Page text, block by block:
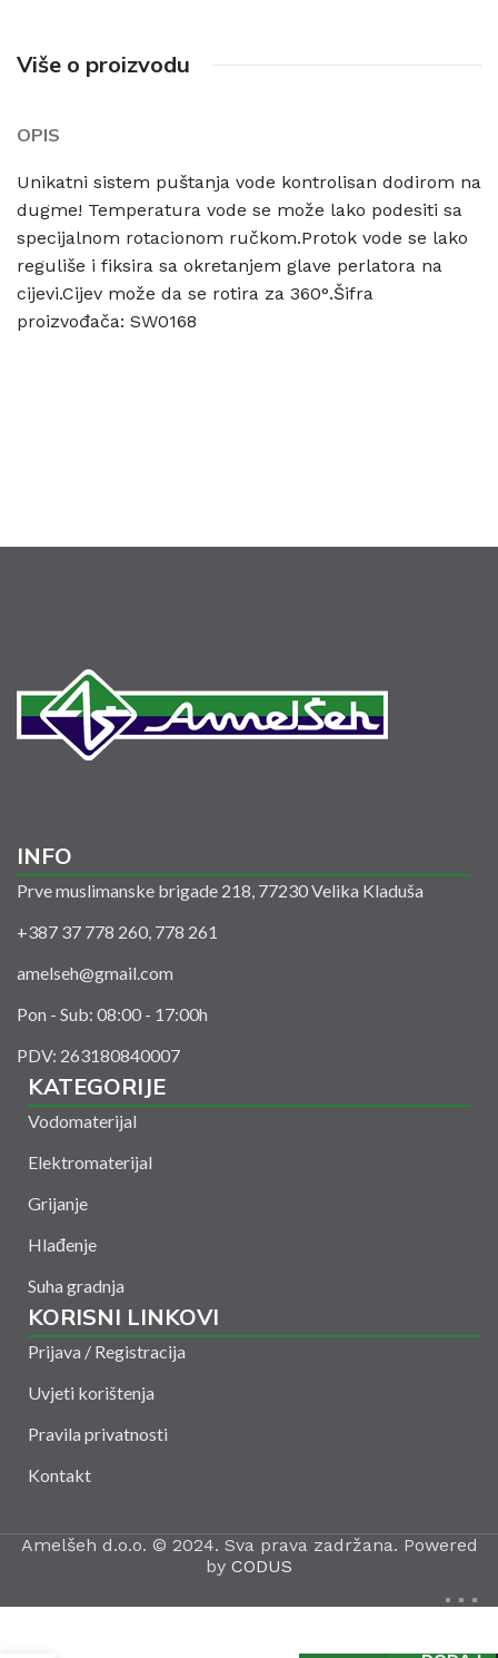
Više o proizvodu
OPIS
Unikatni sistem puštanja vode kontrolisan dodirom na
dugme! Temperatura vode se može lako podesiti sa
specijalnom rotacionom ručkom.Protok vode se lako
reguliše i fiksira sa okretanjem glave perlatora na
cijevi.Cijev može da se rotira za 360°.Šifra
proizvođača: SW0168
INFO
Prve muslimanske brigade 218, 77230 Velika Kladuša
+387 37 778 260, 778 261
amelseh@gmail.com
Pon - Sub: 08:00 - 17:00h
PDV: 263180840007
KATEGORIJE
Vodomaterijal
Elektromaterijal
Grijanje
Hlađenje
Suha gradnja
KORISNI LINKOVI
Prijava / Registracija
Uvjeti korištenja
Pravila privatnosti
Kontakt
Amelšeh d.o.o. © 2024. Sva prava zadržana. Powered
by CODUS